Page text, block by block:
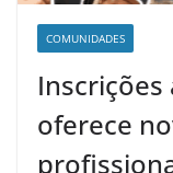
COMUNIDADES
oferece